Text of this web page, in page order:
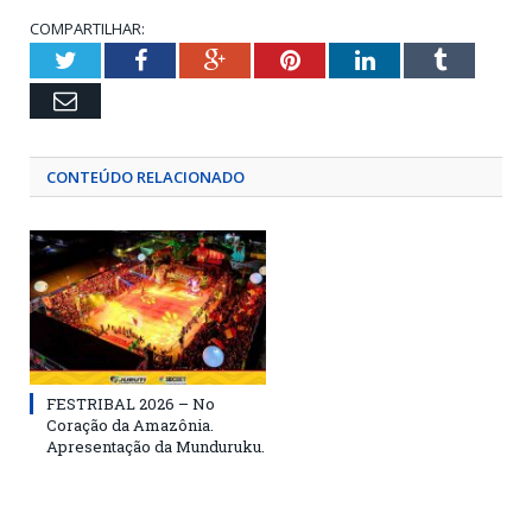
COMPARTILHAR:
TwitterFacebookGoogle+PinterestLinkedInTumblr
Email
CONTEÚDO RELACIONADO
FESTRIBAL 2026 – No
Coração da Amazônia.
Apresentação da Munduruku.